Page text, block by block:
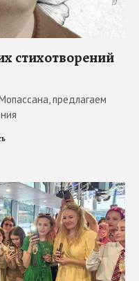
стихотворений
предлагаем